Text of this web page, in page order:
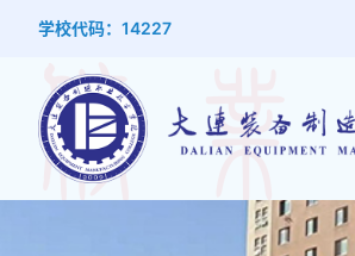
学校代码：14227